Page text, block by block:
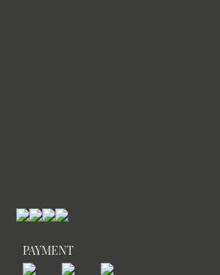
PAYMENT